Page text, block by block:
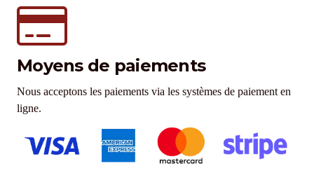
Moyens de paiements
Nous acceptons les paiements via les systèmes de paiement en
ligne.